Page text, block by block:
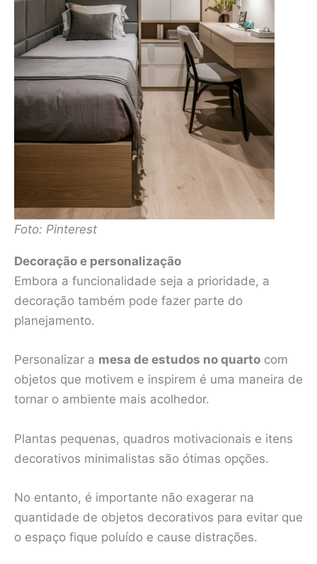
Foto: Pinterest
Decoração e personalização
Embora a funcionalidade seja a prioridade, a
decoração também pode fazer parte do
planejamento.
Personalizar a mesa de estudos no quarto com
objetos que motivem e inspirem é uma maneira de
tornar o ambiente mais acolhedor.
Plantas pequenas, quadros motivacionais e itens
decorativos minimalistas são ótimas opções.
No entanto, é importante não exagerar na
quantidade de objetos decorativos para evitar que
o espaço fique poluído e cause distrações.